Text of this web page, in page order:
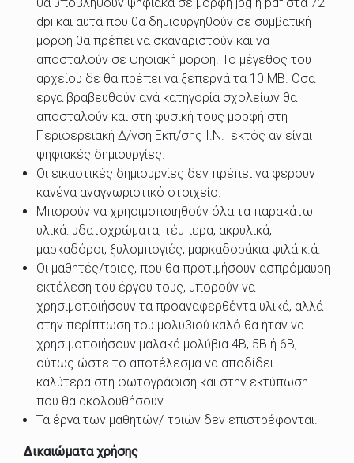
dpi και αυτά που θα δημιουργηθούν σε συμβατική
μορφή θα πρέπει να σκαναριστούν και να
αποσταλούν σε ψηφιακή μορφή. Το μέγεθος του
αρχείου δε θα πρέπει να ξεπερνά τα 10 MB. Όσα
έργα βραβευθούν ανά κατηγορία σχολείων θα
αποσταλούν και στη φυσική τους μορφή στη
Περιφερειακή Δ/νση Εκπ/σης Ι.Ν. εκτός αν είναι
ψηφιακές δημιουργίες.
Οι εικαστικές δημιουργίες δεν πρέπει να φέρουν
κανένα αναγνωριστικό στοιχείο.
Μπορούν να χρησιμοποιηθούν όλα τα παρακάτω
υλικά: υδατοχρώματα, τέμπερα, ακρυλικά,
μαρκαδόροι, ξυλομπογιές, μαρκαδοράκια ψιλά κ.ά.
Οι μαθητές/τριες, που θα προτιμήσουν ασπρόμαυρη
εκτέλεση του έργου τους, μπορούν να
χρησιμοποιήσουν τα προαναφερθέντα υλικά, αλλά
στην περίπτωση του μολυβιού καλό θα ήταν να
χρησιμοποιήσουν μαλακά μολύβια 4Β, 5Β ή 6Β,
ούτως ώστε το αποτέλεσμα να αποδίδει
καλύτερα στη φωτογράφιση και στην εκτύπωση
που θα ακολουθήσουν.
Τα έργα των μαθητών/-τριών δεν επιστρέφονται.
Δικαιώματα χρήσης